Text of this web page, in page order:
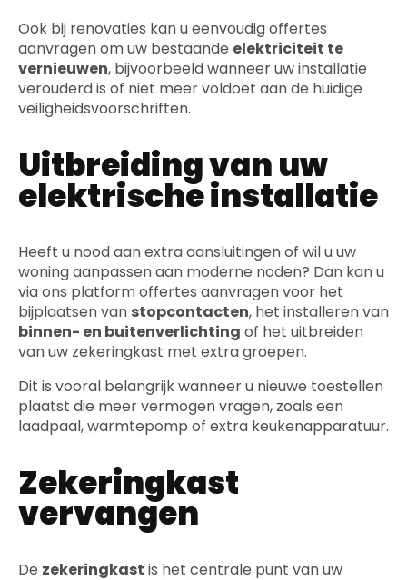
Ook bij renovaties kan u eenvoudig offertes
aanvragen om uw bestaande elektriciteit te
vernieuwen, bijvoorbeeld wanneer uw installatie
verouderd is of niet meer voldoet aan de huidige
veiligheidsvoorschriften.
Uitbreiding van uw
elektrische installatie
Heeft u nood aan extra aansluitingen of wil u uw
woning aanpassen aan moderne noden? Dan kan u
via ons platform offertes aanvragen voor het
bijplaatsen van stopcontacten, het installeren van
binnen- en buitenverlichting of het uitbreiden
van uw zekeringkast met extra groepen.
Dit is vooral belangrijk wanneer u nieuwe toestellen
plaatst die meer vermogen vragen, zoals een
laadpaal, warmtepomp of extra keukenapparatuur.
Zekeringkast
vervangen
De zekeringkast is het centrale punt van uw